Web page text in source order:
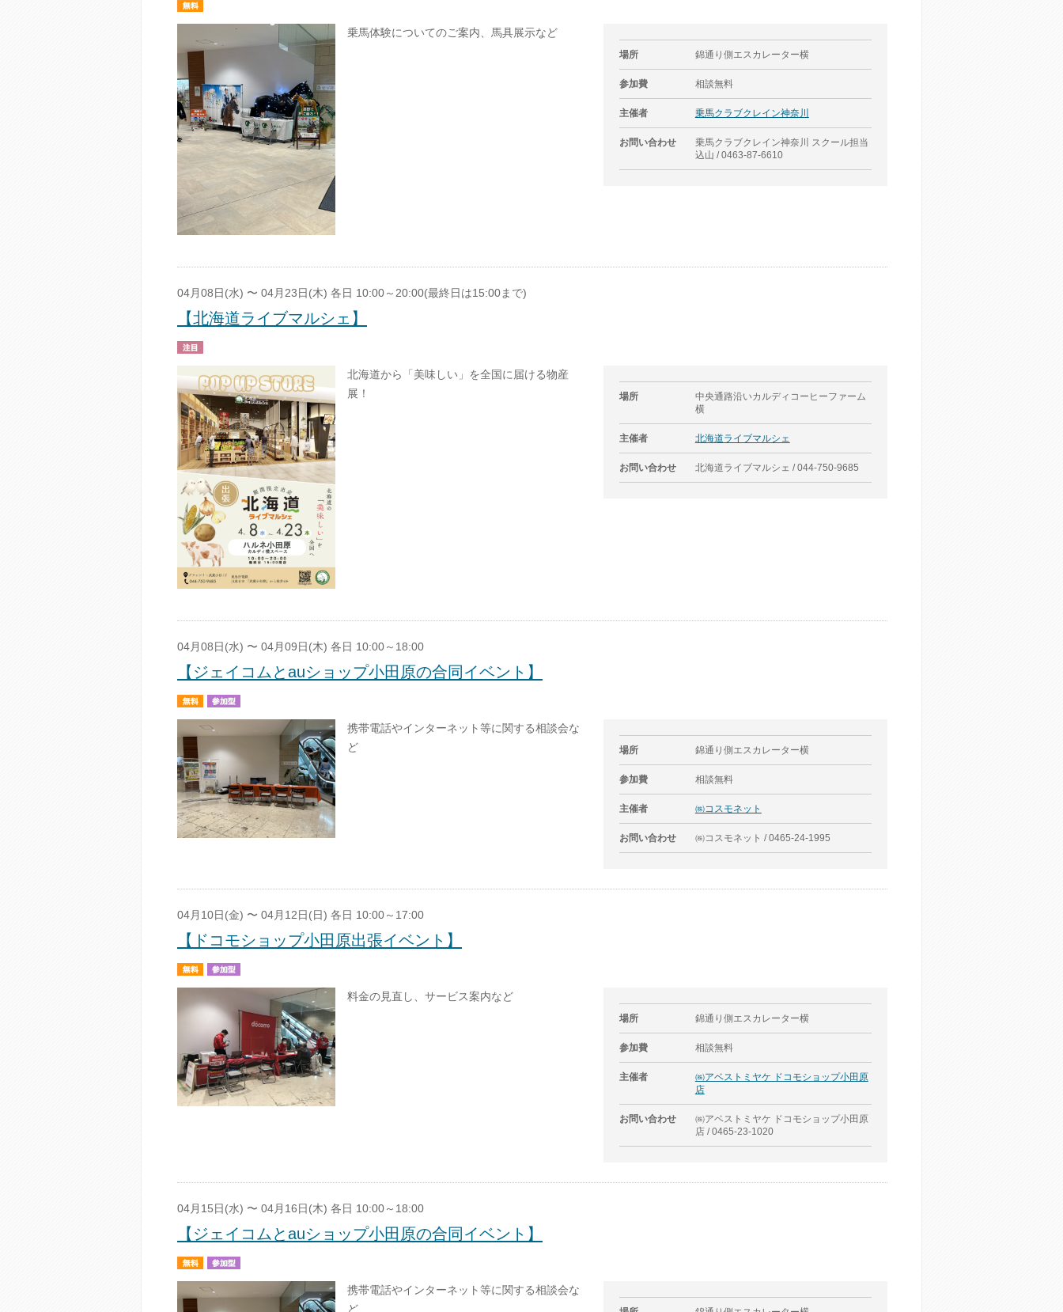
乗馬体験についてのご案内、馬具展示など
場所 錦通り側エスカレーター横
参加費 相談無料
主催者 乗馬クラブクレイン神奈川
お問い合わせ
乗馬クラブクレイン神奈川 スクール担当
込山 / 0463-87-6610
04月08日(水) 〜 04月23日(木) 各日 10:00～20:00(最終日は15:00まで)
【北海道ライブマルシェ】
北海道から「美味しい」を全国に届ける物産
展！
場所
中央通路沿いカルディコーヒーファーム
横
主催者 北海道ライブマルシェ
お問い合わせ 北海道ライブマルシェ / 044-750-9685
04月08日(水) 〜 04月09日(木) 各日 10:00～18:00
【ジェイコムとauショップ小田原の合同イベント】
携帯電話やインターネット等に関する相談会な
ど
場所 錦通り側エスカレーター横
参加費 相談無料
主催者 ㈱コスモネット
お問い合わせ ㈱コスモネット / 0465-24-1995
04月10日(金) 〜 04月12日(日) 各日 10:00～17:00
【ドコモショップ小田原出張イベント】
料金の見直し、サービス案内など
場所 錦通り側エスカレーター横
参加費 相談無料
主催者
㈱アベストミヤケ ドコモショップ小田原
店
お問い合わせ
㈱アベストミヤケ ドコモショップ小田原
店 / 0465-23-1020
04月15日(水) 〜 04月16日(木) 各日 10:00～18:00
【ジェイコムとauショップ小田原の合同イベント】
携帯電話やインターネット等に関する相談会な
ど